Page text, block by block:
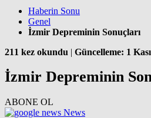
Haberin Sonu
Genel
İzmir Depreminin Sonuçları
211 kez okundu | Güncelleme: 1
İzmir Depreminin
ABONE OL
News